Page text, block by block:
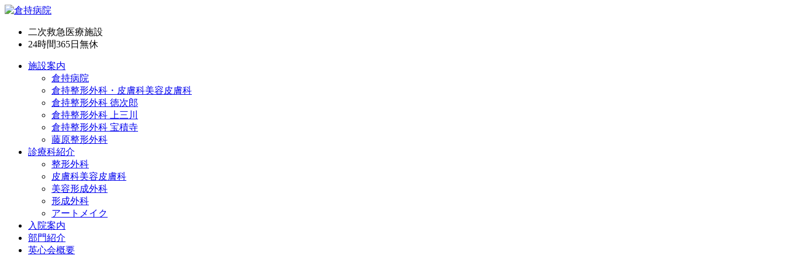
二次救急医療施設
24時間365日 無休
施設案内
倉持病院
倉持整形外科・皮膚科美容皮膚科
倉持整形外科 徳次郎
倉持整形外科 上三川
倉持整形外科 宝積寺
藤原整形外科
診療科紹介
整形外科
皮膚科美容皮膚科
美容形成外科
形成外科
アートメイク
入院案内
部門紹介
英心会概要